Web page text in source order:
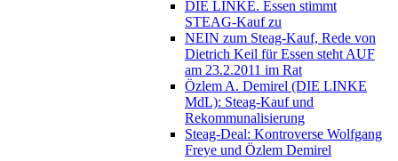
DIE LINKE. Essen stimmt
STEAG-Kauf zu
NEIN zum Steag-Kauf, Rede von
Dietrich Keil für Essen steht AUF
am 23.2.2011 im Rat
Özlem A. Demirel (DIE LINKE
MdL): Steag-Kauf und
Rekommunalisierung
Steag-Deal: Kontroverse Wolfgang
Freye und Özlem Demirel